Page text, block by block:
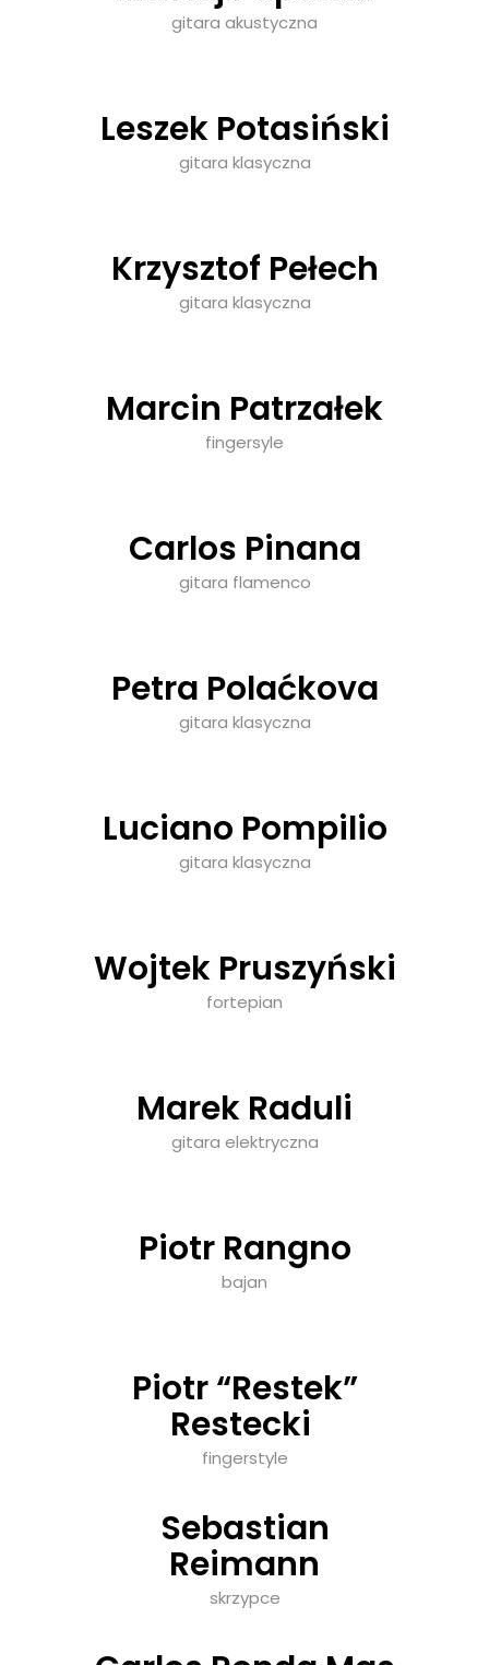
gitara akustyczna
Leszek Potasiński
gitara klasyczna
Krzysztof Pełech
gitara klasyczna
Marcin Patrzałek
fingersyle
Carlos Pinana
gitara flamenco
Petra Polaćkova
gitara klasyczna
Luciano Pompilio
gitara klasyczna
Wojtek Pruszyński
fortepian
Marek Raduli
gitara elektryczna
Piotr Rangno
bajan
Piotr “Restek”
Restecki
fingerstyle
Sebastian
Reimann
skrzypce